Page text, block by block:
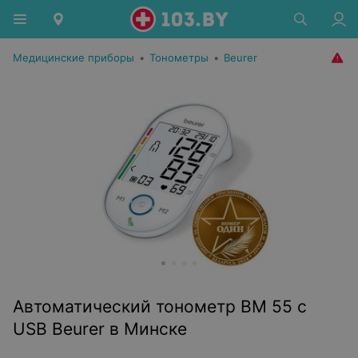
Медицинские приборы • Тонометры • Beurer
Автоматический тонометр BM 55 c
USB Beurer в Минске